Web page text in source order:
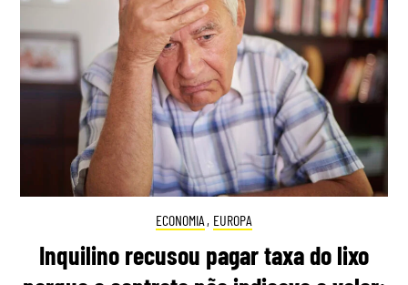
ECONOMIA , EUROPA
Inquilino recusou pagar taxa do lixo